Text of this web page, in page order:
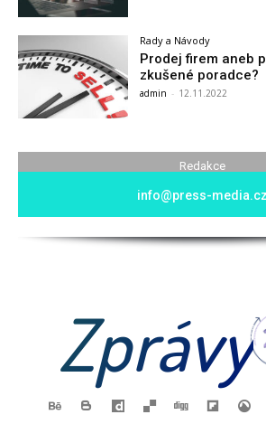
Rady a Návody
Prodej firem aneb
zkušené poradce?
admin - 12.11.2022
Redakce
info@press-media.cz
Zprávy